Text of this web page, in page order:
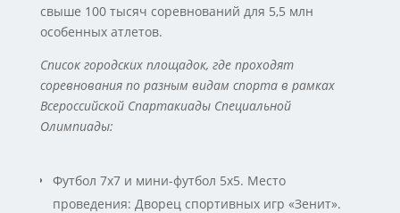
свыше 100 тысяч соревнований для 5,5 млн
особенных атлетов.
Список городских площадок, где проходят
соревнования по разным видам спорта в рамках
Всероссийской Спартакиады Специальной
Олимпиады:
Футбол 7х7 и мини-футбол 5х5. Место
проведения: Дворец спортивных игр «Зенит».